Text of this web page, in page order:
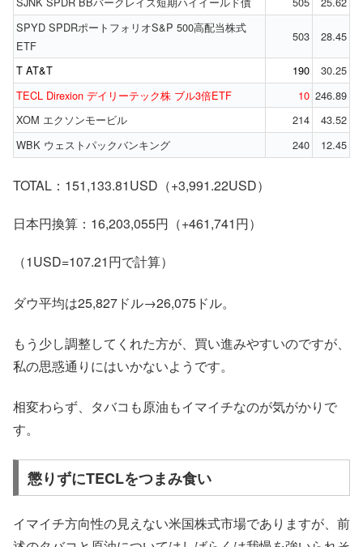
SPYD SPDRポートフォリオS&P 500高配当株式
ETF
503 28.45
T AT&T 190
30.25
TECL Direxion デイリーテック株 ブル3倍ETF
10 246.89
XOM エクソンモービル
214
43.52
WBK ウェストパックバンキング
240 12.45
TOTAL：151,133.81USD（+3,991.22USD）
日本円換算：16,203,055円（+461,741円）
（1USD=107.21円で計算）
ダウ平均は25,827ドル→26,075ドル。
もう少し調整してくれた方が、買い進みやすいのですが、
私の思惑通りにはいかないようです。
相変わらず、タバコも原油もイマイチなのが気がかりで
す。
懲りずにTECLをつまみ食い
イマイチ方向性の見えない米国株式市場でありますが、前